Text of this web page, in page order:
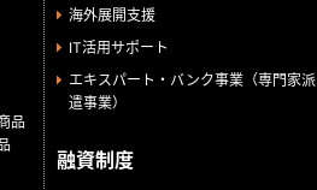
品
海外展開支援
IT活用サポート
エキスパート・バンク事業（専門家派
遣事業）
融資制度